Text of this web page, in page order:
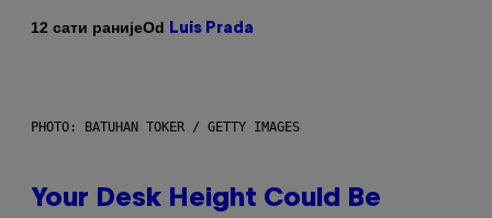
12 сати ранијеOd Luis Prada
PHOTO: BATUHAN TOKER / GETTY IMAGES
Your Desk Height Could Be